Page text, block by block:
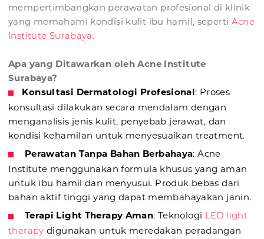
mempertimbangkan perawatan profesional di klinik
yang memahami kondisi kulit ibu hamil, seperti Acne
Institute Surabaya.
Apa yang Ditawarkan oleh Acne Institute
Surabaya?
Konsultasi Dermatologi Profesional: Proses
konsultasi dilakukan secara mendalam dengan
menganalisis jenis kulit, penyebab jerawat, dan
kondisi kehamilan untuk menyesuaikan treatment.
Perawatan Tanpa Bahan Berbahaya: Acne
Institute menggunakan formula khusus yang aman
untuk ibu hamil dan menyusui. Produk bebas dari
bahan aktif tinggi yang dapat membahayakan janin.
Terapi Light Therapy Aman: Teknologi LED light
therapy digunakan untuk meredakan peradangan